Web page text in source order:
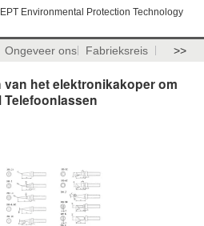
Environmental Protection Technology
Ongeveer ons Fabrieksreis >>
van het elektronikakoper om
Telefoonlassen